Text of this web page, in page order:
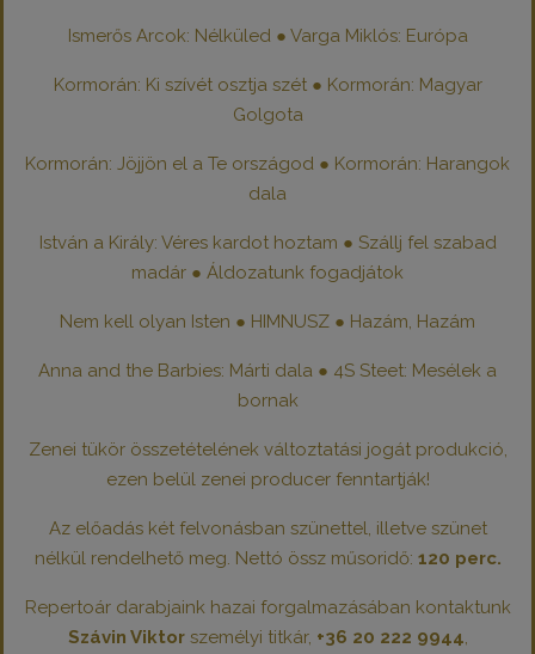
Ismerős Arcok: Nélküled ● Varga Miklós: Európa
Kormorán: Ki szívét osztja szét ● Kormorán: Magyar
Golgota
Kormorán: Jöjjön el a Te országod ● Kormorán: Harangok
dala
István a Király: Véres kardot hoztam ● Szállj fel szabad
madár ● Áldozatunk fogadjátok
Nem kell olyan Isten ● HIMNUSZ ● Hazám, Hazám
Anna and the Barbies: Márti dala ● 4S Steet: Mesélek a
bornak
Zenei tükör összetételének változtatási jogát produkció,
ezen belül zenei producer fenntartják!
Az előadás két felvonásban szünettel, illetve szünet
nélkül rendelhető meg. Nettó össz műsoridő: 120 perc.
Repertoár darabjaink hazai forgalmazásában kontaktunk
Szávin Viktor személyi titkár, +36 20 222 9944